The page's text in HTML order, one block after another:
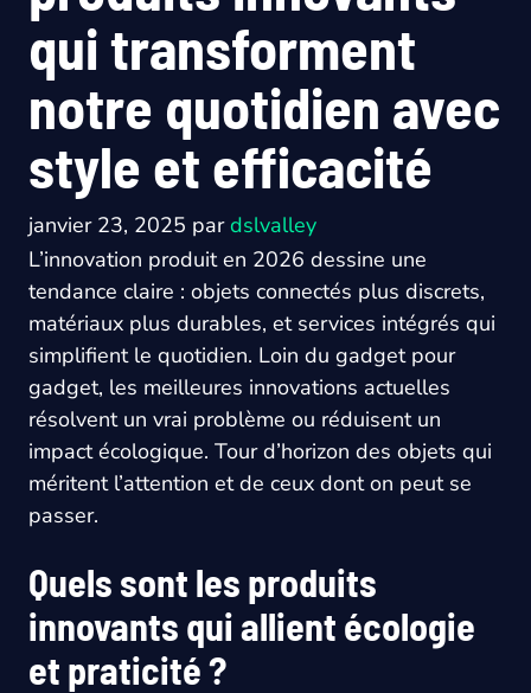
qui transforment
notre quotidien avec
style et efficacité
janvier 23, 2025 pardslvalley
L’innovation produit en 2026 dessine une
tendance claire : objets connectés plus discrets,
matériaux plus durables, et services intégrés qui
simplifient le quotidien. Loin du gadget pour
gadget, les meilleures innovations actuelles
résolvent un vrai problème ou réduisent un
impact écologique. Tour d’horizon des objets qui
méritent l’attention et de ceux dont on peut se
passer.
Quels sont les produits
innovants qui allient écologie
et praticité ?